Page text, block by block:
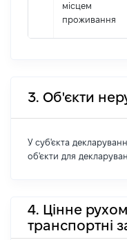
місцем
проживання
3. Об'єкти
У суб'єкта
об'єкти для
4. Цінне
транспортні